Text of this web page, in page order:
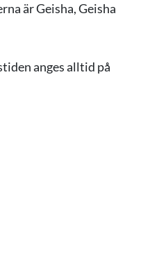
är Geisha, Geisha
anges alltid på